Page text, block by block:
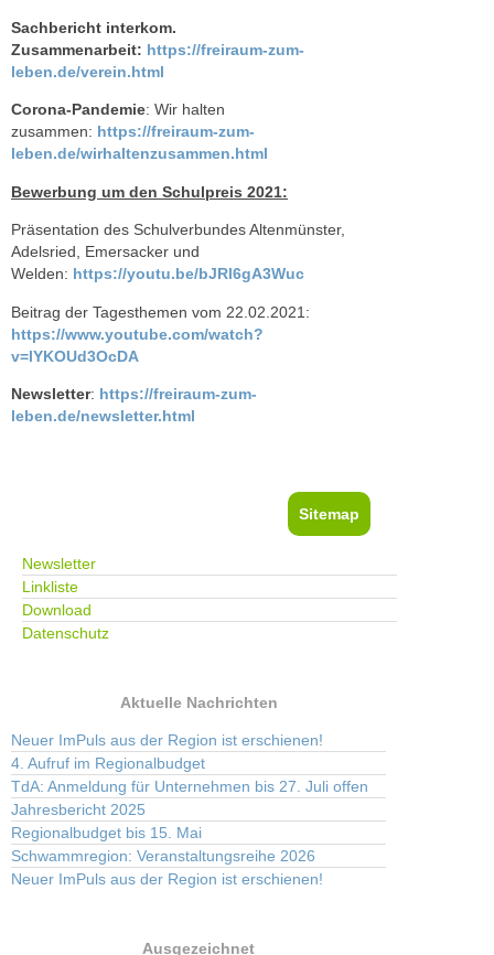
Sachbericht interkom.
Zusammenarbeit: https://freiraum-zum-
leben.de/verein.html
Corona-Pandemie: Wir halten
zusammen: https://freiraum-zum-
leben.de/wirhaltenzusammen.html
Bewerbung um den Schulpreis 2021:
Präsentation des Schulverbundes Altenmünster,
Adelsried, Emersacker und
Welden: https://youtu.be/bJRl6gA3Wuc
Beitrag der Tagesthemen vom 22.02.2021:
https://www.youtube.com/watch?
v=lYKOUd3OcDA
Newsletter: https://freiraum-zum-
leben.de/newsletter.html
Sitemap
Newsletter
Linkliste
Download
Datenschutz
Aktuelle Nachrichten
Neuer ImPuls aus der Region ist erschienen!
4. Aufruf im Regionalbudget
TdA: Anmeldung für Unternehmen bis 27. Juli offen
Jahresbericht 2025
Regionalbudget bis 15. Mai
Schwammregion: Veranstaltungsreihe 2026
Neuer ImPuls aus der Region ist erschienen!
Ausgezeichnet